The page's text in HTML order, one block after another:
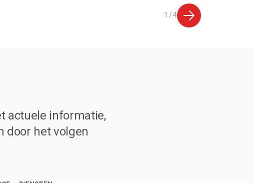
1 / 4
actuele informatie,
door het volgen